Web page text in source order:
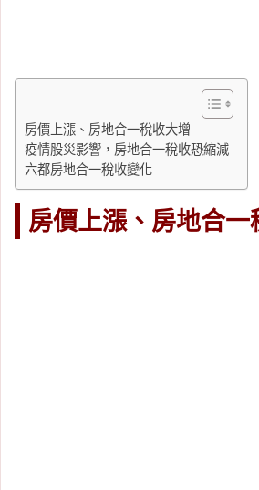
房價上漲、房地合一稅收大增
疫情股災影響，房地合一稅收恐縮減
六都房地合一稅收變化
房價上漲、房地合一